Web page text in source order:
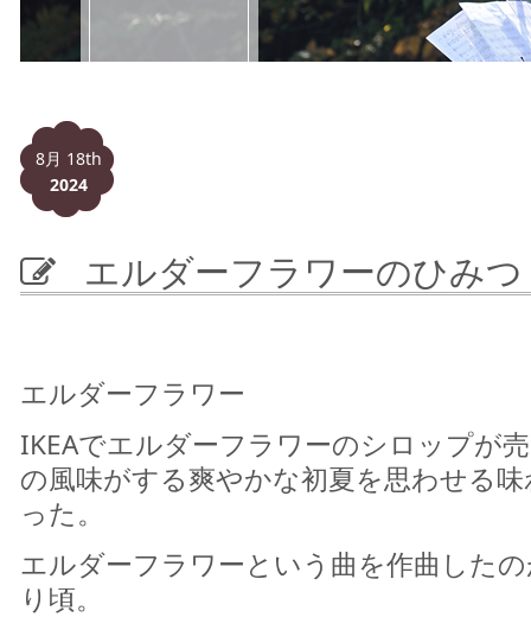
8月 18th
2024
エルダーフラワーのひみつ
エルダーフラワー
IKEAでエルダーフラワーのシロップが
の風味がする爽やかな初夏を思わせる
った。
エルダーフラワーという曲を作曲した
り頃。